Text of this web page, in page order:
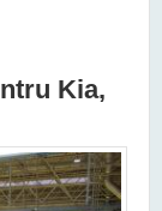
Kia,